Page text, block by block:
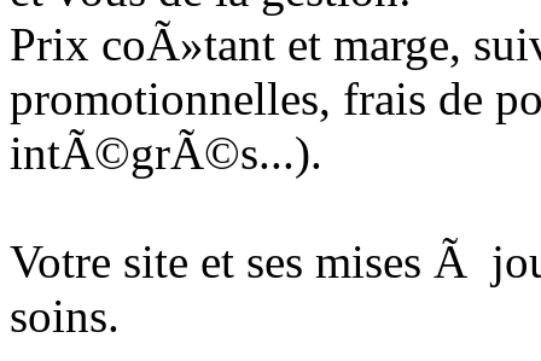
Prix coÃ»tant et marge,
promotionnelles, frais de
intÃ©grÃ©s...).
Votre site et ses mises Ã
soins.